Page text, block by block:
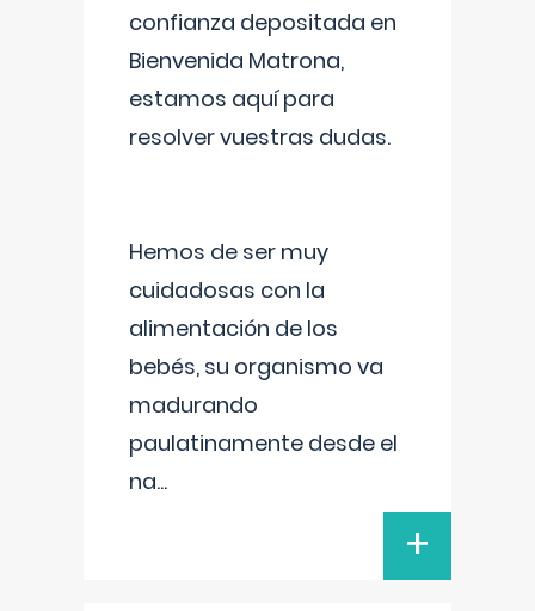
confianza depositada en
Bienvenida Matrona,
estamos aquí para
resolver vuestras dudas.
Hemos de ser muy
cuidadosas con la
alimentación de los
bebés, su organismo va
madurando
paulatinamente desde el
na...
+